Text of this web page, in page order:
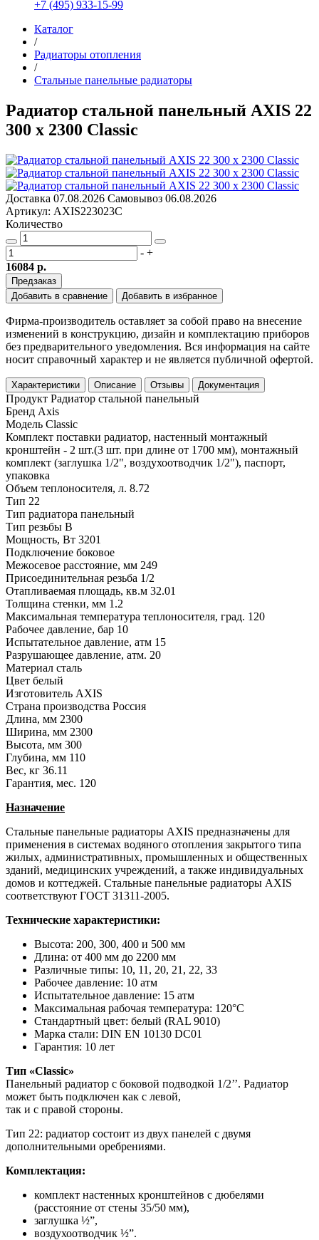
+7 (495) 933-15-99
Каталог
/
Радиаторы отопления
/
Стальные панельные радиаторы
Радиатор стальной панельный AXIS 22
300 x 2300 Classic
Доставка 07.08.2026 Самовывоз 06.08.2026
Артикул: AXIS223023C
Количество
- +
16084 р.
Предзаказ
Добавить в сравнение
Добавить в избранное
Фирма-производитель оставляет за собой право на внесение
изменений в конструкцию, дизайн и комплектацию приборов
без предварительного уведомления. Вся информация на сайте
носит справочный характер и не является публичной офертой.
Характеристики Описание Отзывы Документация
Продукт Радиатор стальной панельный
Бренд Axis
Модель Classic
Комплект поставки радиатор, настенный монтажный
кронштейн - 2 шт.(3 шт. при длине от 1700 мм), монтажный
комплект (заглушка 1/2", воздухоотводчик 1/2"), паспорт,
упаковка
Объем теплоносителя, л. 8.72
Тип 22
Тип радиатора панельный
Тип резьбы В
Мощность, Вт 3201
Подключение боковое
Межосевое расстояние, мм 249
Присоединительная резьба 1/2
Отапливаемая площадь, кв.м 32.01
Толщина стенки, мм 1.2
Максимальная температура теплоносителя, град. 120
Рабочее давление, бар 10
Испытательное давление, атм 15
Разрушающее давление, атм. 20
Материал сталь
Цвет белый
Изготовитель AXIS
Страна производства Россия
Длина, мм 2300
Ширина, мм 2300
Высота, мм 300
Глубина, мм 110
Вес, кг 36.11
Гарантия, мес. 120
Назначение
Стальные панельные радиаторы AXIS предназначены для
применения в системах водяного отопления закрытого типа
жилых, административных, промышленных и общественных
зданий, медицинских учреждений, а также индивидуальных
домов и коттеджей. Стальные панельные радиаторы AXIS
соответствуют ГОСТ 31311-2005.
Технические характеристики:
Высота: 200, 300, 400 и 500 мм
Длина: от 400 мм до 2200 мм
Различные типы: 10, 11, 20, 21, 22, 33
Рабочее давление: 10 атм
Испытательное давление: 15 атм
Максимальная рабочая температура: 120°C
Стандартный цвет: белый (RAL 9010)
Марка стали: DIN EN 10130 DC01
Гарантия: 10 лет
Тип «Classic»
Панельный радиатор с боковой подводкой 1/2’’. Радиатор
может быть подключен как с левой,
так и с правой стороны.
Тип 22: радиатор состоит из двух панелей с двумя
дополнительными оребрениями.
Комплектация:
комплект настенных кронштейнов с дюбелями
(расстояние от стены 35/50 мм),
заглушка ½”,
воздухоотводчик ½”.